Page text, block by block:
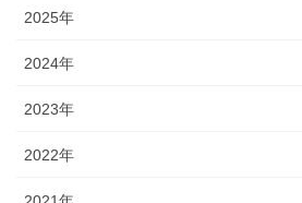
2025年
2024年
2023年
2022年